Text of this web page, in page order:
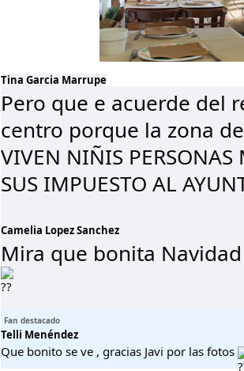
Tina Garcia Marrupe
Pero que e acuerde del
centro porque la zona de
VIVEN NIÑIS PERSONAS
SUS IMPUESTO AL
Camelia Lopez Sanchez
Mira que bonita
Fan destacado
Telli Menéndez
Que bonito se ve , gracias Javi por las fotos